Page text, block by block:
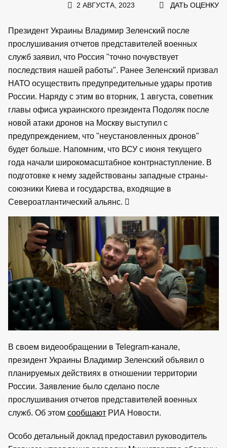
2 АВГУСТА, 2023 ДАТЬ ОЦЕНКУ
Президент Украины Владимир Зеленский после
прослушивания отчетов представителей военных
служб заявил, что Россия "точно почувствует
последствия нашей работы". Ранее Зеленский призвал
НАТО осуществить предупредительные удары против
России. Наряду с этим во вторник, 1 августа, советник
главы офиса украинского президента Подоляк после
новой атаки дронов на Москву выступил с
предупреждением, что "неустановленных дронов"
будет больше. Напомним, что ВСУ с июня текущего
года начали широкомасштабное контрнаступление. В
подготовке к нему задействованы западные страны-
союзники Киева и государства, входящие в
Североатлантический альянс.
В своем видеообращении в Telegram-канале,
президент Украины Владимир Зеленский объявил о
планируемых действиях в отношении территории
России. Заявление было сделано после
прослушивания отчетов представителей военных
служб. Об этом сообщают РИА Новости.
Особо детальный доклад предоставил руководитель